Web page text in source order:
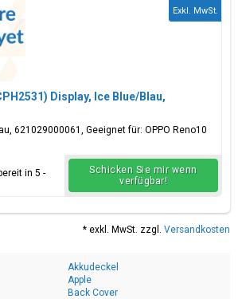
Display, Ice Blue/Blau,
621029000061, Geeignet für: OPPO Reno10
Exkl. MwSt.
in 5 -
Schicken Sie mir wenn
verfügbar!
* exkl. MwSt. zzgl. Versandkosten
Akkudeckel
Apple
Back Cover